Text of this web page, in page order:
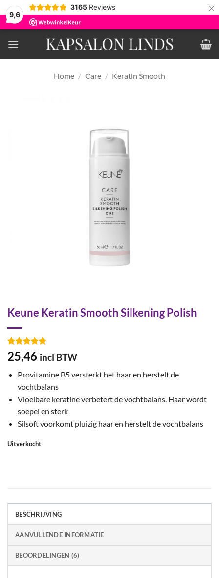
9,6
3165 Reviews ×
naar
inhoud
Home / Care / Keratin Smooth
Keune Keratin Smooth Silkening Polish
Gewaardeerd
4.83op 5
op
6
klant
waarderingen
25,46 incl BTW
Provitamine B5 versterkt het haar en herstelt de
vochtbalans
Vloeibare keratine verbetert de vochtbalans. Haar wordt
soepel en sterk
Silsoft voorkomt pluizig haar en herstelt de vochtbalans
Uitverkocht
BESCHRIJVING
AANVULLENDE INFORMATIE
BEOORDELINGEN (6)